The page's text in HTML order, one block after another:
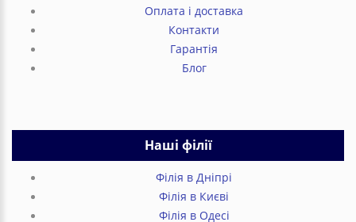
Оплата і доставка
Контакти
Гарантія
Блог
Наші філії
Філія в Дніпрі
Філія в Києві
Філія в Одесі